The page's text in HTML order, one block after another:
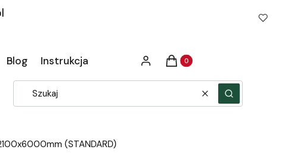
Blog Instrukcja Zaloguj sięProdukty w koszyku: 0.
Koszyk
WyczyśćSzukaj
(STANDARD)